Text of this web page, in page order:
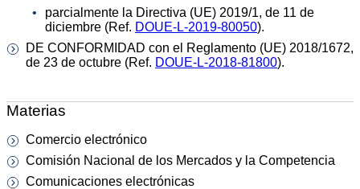
parcialmente la Directiva (UE) 2019/1, de 11 de
diciembre (Ref. DOUE-L-2019-80050).
DE CONFORMIDAD con el Reglamento (UE) 2018/1672,
de 23 de octubre (Ref. DOUE-L-2018-81800).
Materias
Comercio electrónico
Comisión Nacional de los Mercados y la Competencia
Comunicaciones electrónicas